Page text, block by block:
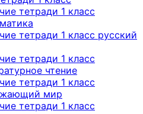
тетради 1 класс
тетради 1 класс русский
тетради 1 класс
чтение
тетради 1 класс
мир
тетради 1 класс